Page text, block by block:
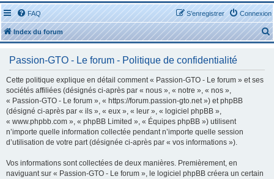
FAQ Connexion
S’enregistrer
Index du forum
e
Passion-GTO - Le forum - Politique de confidentialité
Cette politique explique en détail comment « Passion-GTO - Le forum » et ses
sociétés affiliées (désignés ci-après par « nous », « notre », « nos »,
« Passion-GTO - Le forum », « https://forum.passion-gto.net ») et phpBB
(désigné ci-après par « ils », « eux », « leur », « logiciel phpBB »,
« www.phpbb.com », « phpBB Limited », « Équipes phpBB ») utilisent
n’importe quelle information collectée pendant n’importe quelle session
d’utilisation de votre part (désignée ci-après par « vos informations »).
Vos informations sont collectées de deux manières. Premièrement, en
naviguant sur « Passion-GTO - Le forum », le logiciel phpBB créera un certain